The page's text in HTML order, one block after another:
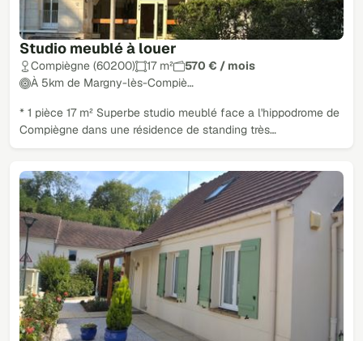
Studio meublé à louer
Compiègne (60200) 17 m²
570 € / mois
À 5km de Margny-lès-Compiè…
* 1 pièce 17 m² Superbe studio meublé face a l'hippodrome de
Compiègne dans une résidence de standing très…